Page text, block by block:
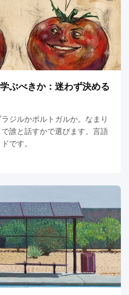
ぶべきか：迷わず決める
ジルかポルトガルか。なまり
誰と話すかで選びます。言語
です。